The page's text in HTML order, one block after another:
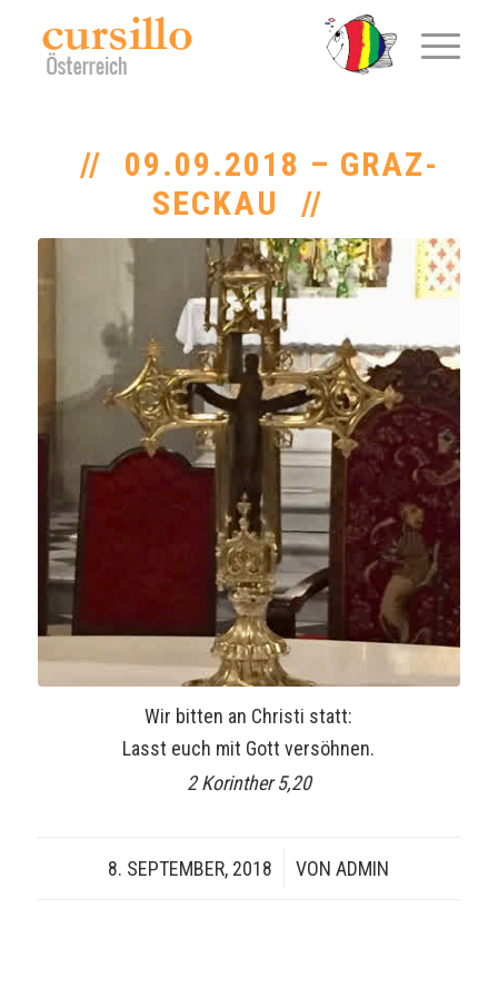
09.09.2018 – GRAZ-
SECKAU
Wir bitten an Christi statt:
Lasst euch mit Gott versöhnen.
2 Korinther 5,20
8. SEPTEMBER, 2018
/ VONADMIN